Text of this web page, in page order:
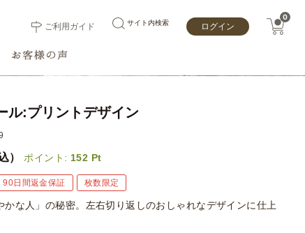
ご利用ガイド サイト内検索 ログイン
0
ル:プリントデザイン
） ポイント: 152 Pt
90日間返金保証 枚数限定
かな人」の秘密。左右切り返しのおしゃれなデザインに仕上